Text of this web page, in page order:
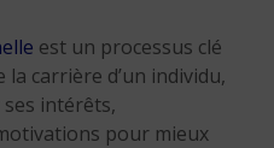
est un processus clé
carrière d’un individu,
intérêts,
pour mieux